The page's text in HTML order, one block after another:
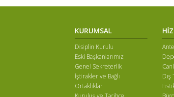
KURUMSAL
Disiplin Kurulu
Eski Başkanlarımız
Genel Sekreterlik
İştirakler ve Bağlı
Ortaklıklar
Dış